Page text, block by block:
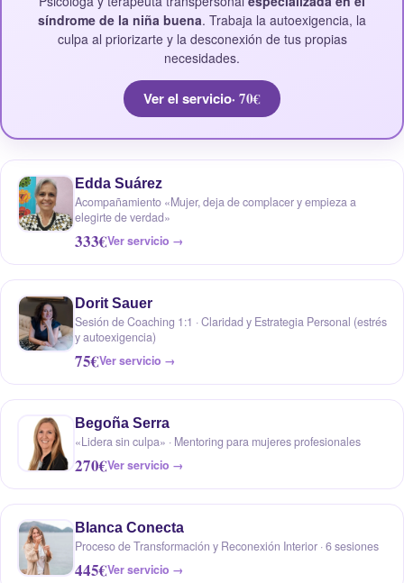
síndrome de la niña buena. Trabaja la autoexigencia, la
culpa al priorizarte y la desconexión de tus propias
necesidades.
Ver el servicio· 70€
Edda Suárez
Acompañamiento «Mujer, deja de complacer y empieza a
elegirte de verdad»
333€Ver servicio →
Dorit Sauer
Sesión de Coaching 1:1 · Claridad y Estrategia Personal (estrés
y autoexigencia)
75€Ver servicio →
Begoña Serra
«Lidera sin culpa» · Mentoring para mujeres profesionales
270€Ver servicio →
Blanca Conecta
Proceso de Transformación y Reconexión Interior · 6 sesiones
445€Ver servicio →